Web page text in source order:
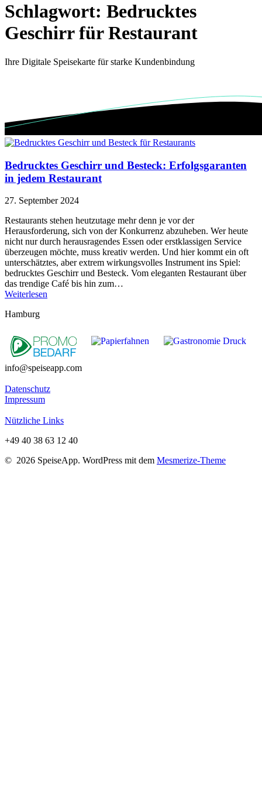
Schlagwort: Bedrucktes
Geschirr für Restaurant
Ihre Digitale Speisekarte für starke Kundenbindung
Bedrucktes Geschirr und Besteck: Erfolgsgaranten
in jedem Restaurant
27. September 2024
Restaurants stehen heutzutage mehr denn je vor der
Herausforderung, sich von der Konkurrenz abzuheben. Wer heute
nicht nur durch herausragendes Essen oder erstklassigen Service
überzeugen möchte, muss kreativ werden. Und hier kommt ein oft
unterschätztes, aber extrem wirkungsvolles Instrument ins Spiel:
bedrucktes Geschirr und Besteck. Vom eleganten Restaurant über
das trendige Café bis hin zum…
Weiterlesen
Hamburg
info@speiseapp.com
Datenschutz
Impressum
Nützliche Links
+49 40 38 63 12 40
© 2026 SpeiseApp. WordPress mit dem Mesmerize-Theme